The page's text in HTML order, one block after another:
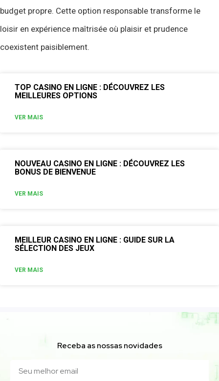
budget propre. Cette option responsable transforme le
loisir en expérience maîtrisée où plaisir et prudence
coexistent paisiblement.
TOP CASINO EN LIGNE : DÉCOUVREZ LES
MEILLEURES OPTIONS
VER MAIS
NOUVEAU CASINO EN LIGNE : DÉCOUVREZ LES
BONUS DE BIENVENUE
VER MAIS
MEILLEUR CASINO EN LIGNE : GUIDE SUR LA
SÉLECTION DES JEUX
VER MAIS
Receba as nossas novidades